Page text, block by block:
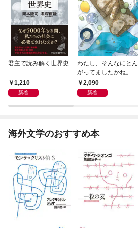
君主で読み解く世界史
1,210
新着
わたし、そんなにとん
がってましたかね。
獅子座、Ａ型、丙午は
めぐる
2,090
新着
海外文学のおすすめ本